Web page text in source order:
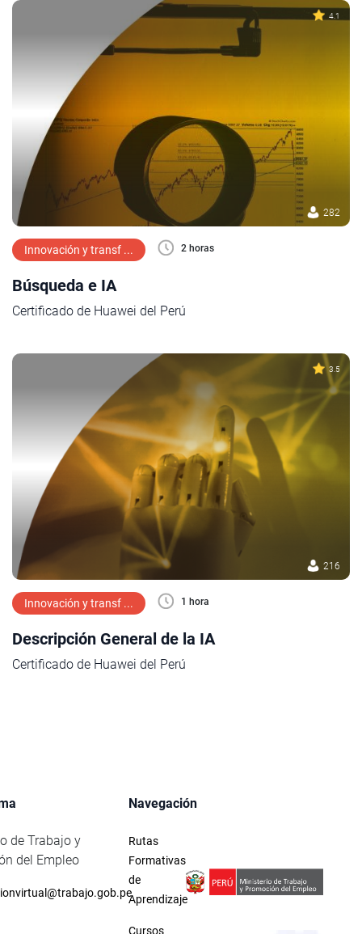
4.1
282
Innovación y transf ... 2 horas
Búsqueda e IA
Certificado de Huawei del Perú
3.5
216
Innovación y transf ... 1 hora
Descripción General de la IA
Certificado de Huawei del Perú
de Trabajo y
del Empleo
Navegación
Rutas
Formativas
de
Aprendizaje
Cursos